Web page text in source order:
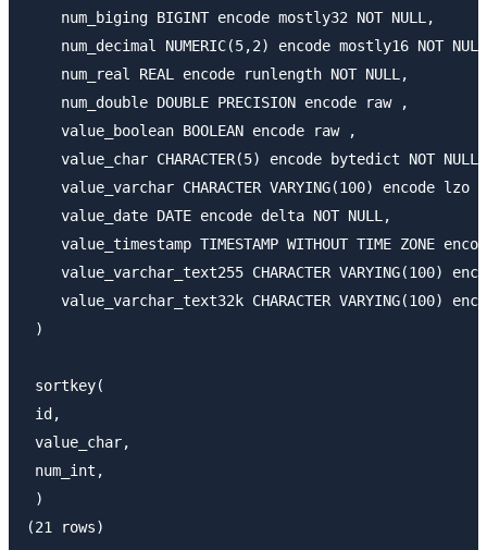
    num_biging BIGINT encode mostly32 NOT NULL,
num_decimal NUMERIC(5,2) encode mostly16 NOT
    num_real REAL encode runlength NOT NULL,
    num_double DOUBLE PRECISION encode raw ,
    value_boolean BOOLEAN encode raw ,
    value_char CHARACTER(5) encode bytedict NOT NULL,
value_varchar CHARACTER VARYING(100) encode lzo
    value_date DATE encode delta NOT NULL,
value_timestamp TIMESTAMP WITHOUT TIME ZONE
value_varchar_text255 CHARACTER VARYING(100)
value_varchar_text32k CHARACTER VARYING(100)
)
sortkey(
id,
value_char,
num_int,
)